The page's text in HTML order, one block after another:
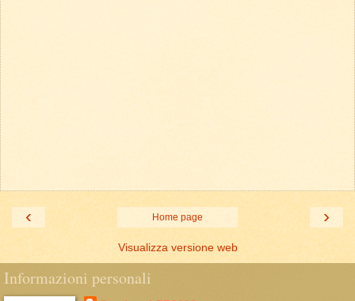
‹ ›
Home page
Visualizza versione web
Informazioni personali